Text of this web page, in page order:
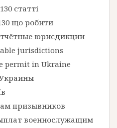
статті
що робити
юрисдикции
jurisdictions
permit in Ukraine
призывников
военнослужащим